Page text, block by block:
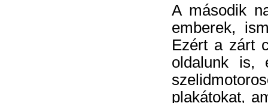
A második
emberek,
Ezért a zárt
oldalunk is,
plakátokat,